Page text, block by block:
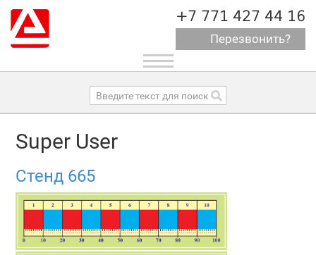
+7 771 427 44 16
Перезвонить?
Toggle
navigation
Super User
Стенд 665